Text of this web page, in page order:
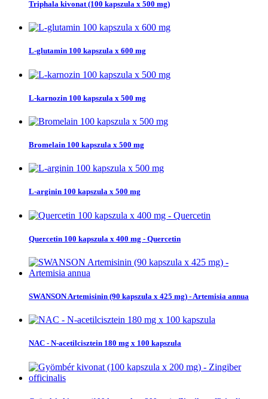
Triphala kivonat (100 kapszula x 500 mg)
L-glutamin 100 kapszula x 600 mg
L-karnozin 100 kapszula x 500 mg
Bromelain 100 kapszula x 500 mg
L-arginin 100 kapszula x 500 mg
Quercetin 100 kapszula x 400 mg - Quercetin
SWANSON Artemisinin (90 kapszula x 425 mg) - Artemisia annua
NAC - N-acetilcisztein 180 mg x 100 kapszula